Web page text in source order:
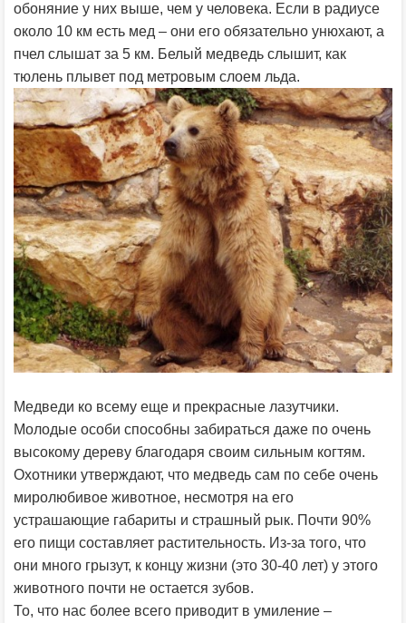
обоняние у них выше, чем у человека. Если в радиусе
около 10 км есть мед – они его обязательно унюхают, а
пчел слышат за 5 км. Белый медведь слышит, как
тюлень плывет под метровым слоем льда.
Медведи ко всему еще и прекрасные лазутчики.
Молодые особи способны забираться даже по очень
высокому дереву благодаря своим сильным когтям.
Охотники утверждают, что медведь сам по себе очень
миролюбивое животное, несмотря на его
устрашающие габариты и страшный рык. Почти 90%
его пищи составляет растительность. Из-за того, что
они много грызут, к концу жизни (это 30-40 лет) у этого
животного почти не остается зубов.
То, что нас более всего приводит в умиление –